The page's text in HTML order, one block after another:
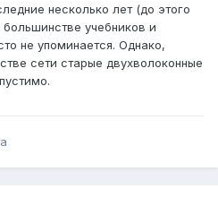
несколько лет (до этого
учебников и
не упоминается. Однако,
сети старые двухволоконные